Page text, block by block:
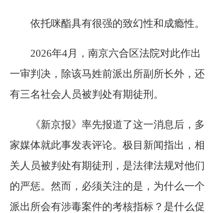
依托咪酯具有很强的致幻性和成瘾性。
2026年4月，南京六合区法院对此作出
一审判决，除该马姓前派出所副所长外，还
有三名社会人员被判处有期徒刑。
《新京报》率先报道了这一消息后，多
家媒体就此事发表评论。极目新闻指出，相
关人员被判处有期徒刑，是法律法规对他们
的严惩。然而，必须关注的是，为什么一个
派出所会有涉毒案件的考核指标？是什么促